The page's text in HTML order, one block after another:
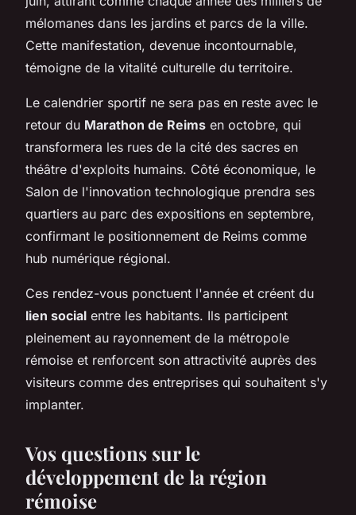
mélomanes dans les jardins et parcs de la ville.
Cette manifestation, devenue incontournable,
témoigne de la vitalité culturelle du territoire.
Le calendrier sportif ne sera pas en reste avec le
retour du Marathon de Reims en octobre, qui
transformera les rues de la cité des sacres en
théâtre d'exploits humains. Côté économique, le
Salon de l'innovation technologique prendra ses
quartiers au parc des expositions en septembre,
confirmant le positionnement de Reims comme
hub numérique régional.
Ces rendez-vous ponctuent l'année et créent du
lien social entre les habitants. Ils participent
pleinement au rayonnement de la métropole
rémoise et renforcent son attractivité auprès des
visiteurs comme des entreprises qui souhaitent s'y
implanter.
Vos questions sur le
développement de la région
rémoise